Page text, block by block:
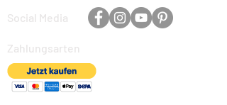
verschiedenen Einrichtungsstilen und verleiht
jedem Raum eine gemütliche Atmosphäre. Der
zu einer idealen Wahl für den täglichen
Gebrauch macht. Mit seinem zeitlosen Look
eignet sich der Kerzenständer sowohl für den
Social Media
Zahlungsarten